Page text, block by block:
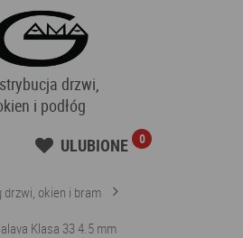
drzwi,
i podłóg
ULUBIONE 0
drzwi, okien i bram
Klasa 33 4.5 mm